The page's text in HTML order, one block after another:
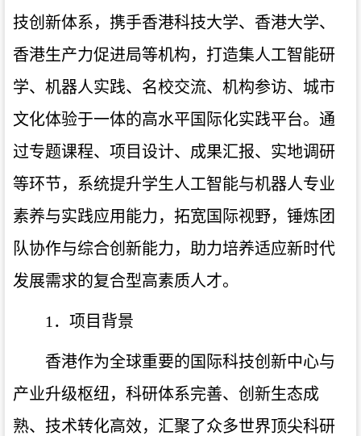
技创新体系，携手香港科技大学、香港大学、
香港生产力促进局等机构，打造集人工智能研
学、机器人实践、名校交流、机构参访、城市
文化体验于一体的高水平国际化实践平台。通
过专题课程、项目设计、成果汇报、实地调研
等环节，系统提升学生人工智能与机器人专业
素养与实践应用能力，拓宽国际视野，锤炼团
队协作与综合创新能力，助力培养适应新时代
发展需求的复合型高素质人才。
1．项目背景
香港作为全球重要的国际科技创新中心与
产业升级枢纽，科研体系完善、创新生态成
熟、技术转化高效，汇聚了众多世界顶尖科研